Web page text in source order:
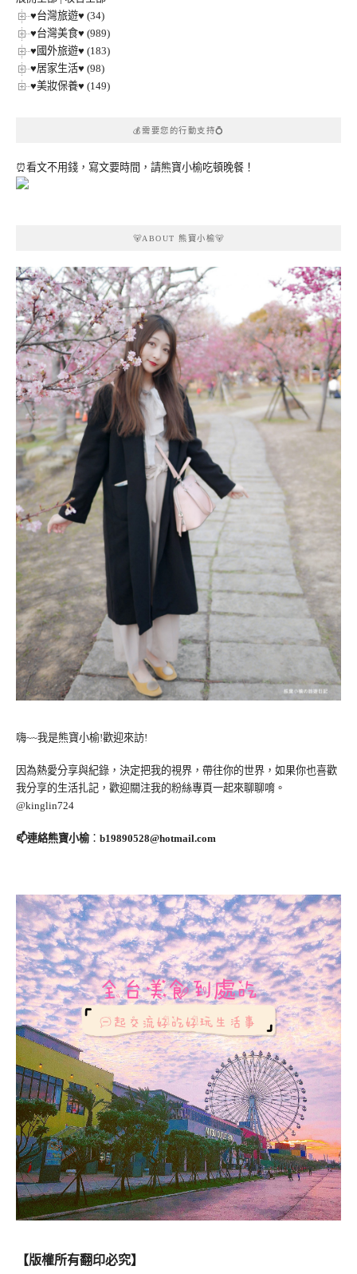
♥台灣旅遊♥ (34)
♥台灣美食♥ (989)
♥國外旅遊♥ (183)
♥居家生活♥ (98)
♥美妝保養♥ (149)
💰需要您的行動支持💍
⏰看文不用錢，寫文要時間，請熊寶小榆吃頓晚餐！
🐻ABOUT 熊寶小榆🐻
嗨~~我是熊寶小榆!歡迎來訪!
因為熱愛分享與紀錄，決定把我的視界，帶往你的世界，如果你也喜歡
我分享的生活扎記，歡迎關注我的粉絲專頁一起來聊聊唷。
@kinglin724
📫連絡熊寶小榆： b19890528@hotmail.com
【版權所有翻印必究】